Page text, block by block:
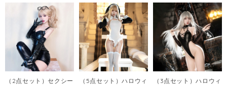
（2点セット）セクシー
（5点セット）ハロウィ
（3点セット）ハロウィ